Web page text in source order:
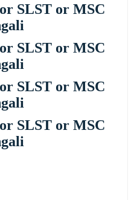
SLST or MSC
SLST or MSC
SLST or MSC
SLST or MSC